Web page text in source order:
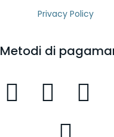
Privacy Policy
Metodi di